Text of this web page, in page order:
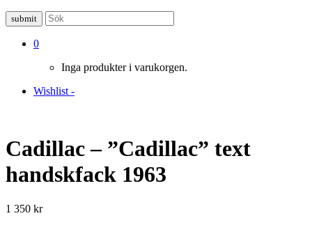
0
Inga produkter i varukorgen.
Wishlist -
Cadillac – ”Cadillac” text
handskfack 1963
1 350 kr